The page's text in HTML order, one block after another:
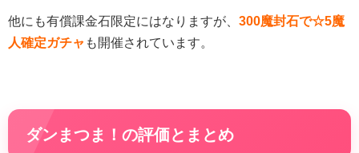
他にも有償課金石限定にはなりますが、 300魔封石で☆5魔
人確定ガチャ も開催されています。
ダンまつま！の評価とまとめ